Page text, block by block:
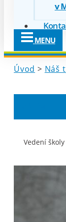
v
MENU
Úvod > Náš
Vedení školy